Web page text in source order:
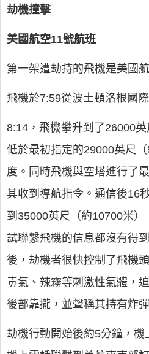
劫機撞擊
美國航空11號航班
第一架遭劫持的飛機是美國
飛機於7:59從波士頓洛根國
8:14，飛機攀升到了26000英
低於最初指定的29000英尺
度。同時飛機與空塔進行了
其收到導航指令。通信後16
到35000英尺（約10700米
試聯繫飛機的信息都沒有得
後，劫機者很快控制了飛機
毒氣、辣霧等刺激性氣體，
後部靠攏，並聲稱其持有炸彈
劫機行動開始後約5分鐘，